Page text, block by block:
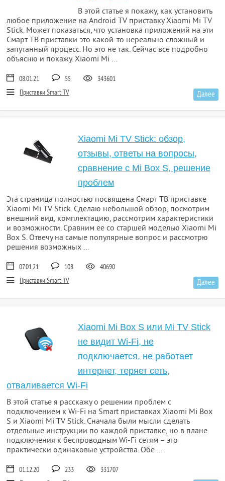
В этой статье я покажу, как установить
любое приложение на Android TV приставку Xiaomi Mi TV
Stick. Может показаться, что установка приложений на эти
Смарт ТВ приставки это какой-то нереально сложный и
запутанный процесс. Но это не так. Сейчас все подробно
объясню и покажу. Xiaomi Mi ...
08.01.21 55
343601
Приставки Smart TV
Далее
Xiaomi Mi TV Stick: обзор,
отзывы, ответы на вопросы,
сравнение с Mi Box S, решение
проблем
Эта страница полностью посвящена Смарт ТВ приставке
Xiaomi Mi TV Stick. Сделаю небольшой обзор, посмотрим
внешний вид, комплектацию, рассмотрим характеристики
и возможности. Сравним ее со старшей моделью Xiaomi Mi
Box S. Отвечу на самые популярные вопрос и рассмотрю
решения возможных ...
07.01.21 108
40690
Приставки Smart TV
Далее
Xiaomi Mi Box S или Mi TV Stick
не видит Wi-Fi, не
подключается, не работает
интернет, теряет сеть,
отваливается Wi-Fi
В этой статье я расскажу о решении проблем с
подключением к Wi-Fi на Smart приставках Xiaomi Mi Box
S и Xiaomi Mi TV Stick. Сначала были мысли сделать
отдельные инструкции по каждой приставке, но в плане
подключения к беспроводным Wi-Fi сетям – это
практически одинаковые устройства. Обе ...
01.12.20 233
331707